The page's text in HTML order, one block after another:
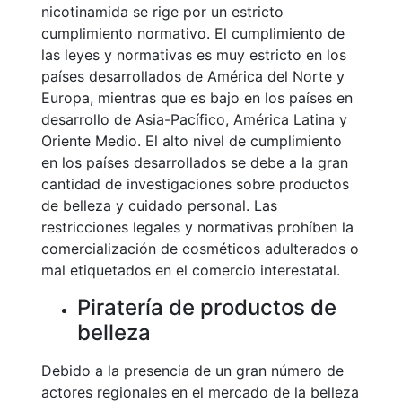
nicotinamida se rige por un estricto
cumplimiento normativo. El cumplimiento de
las leyes y normativas es muy estricto en los
países desarrollados de América del Norte y
Europa, mientras que es bajo en los países en
desarrollo de Asia-Pacífico, América Latina y
Oriente Medio. El alto nivel de cumplimiento
en los países desarrollados se debe a la gran
cantidad de investigaciones sobre productos
de belleza y cuidado personal. Las
restricciones legales y normativas prohíben la
comercialización de cosméticos adulterados o
mal etiquetados en el comercio interestatal.
Piratería de productos de
belleza
Debido a la presencia de un gran número de
actores regionales en el mercado de la belleza